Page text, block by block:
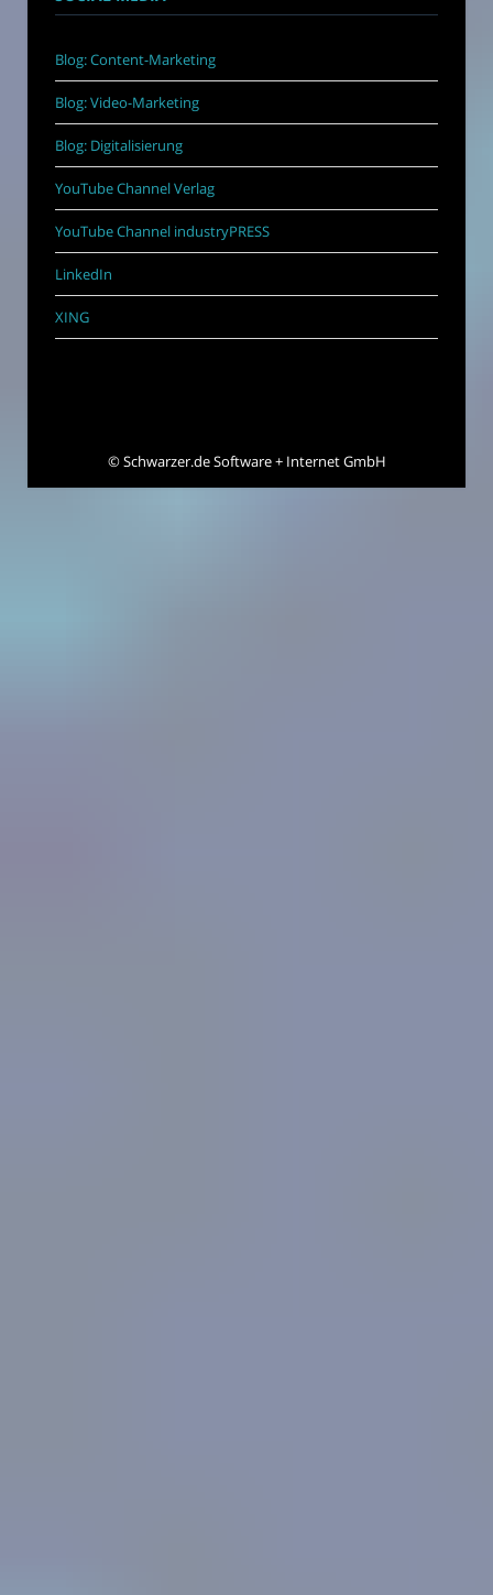
Blog: Content-Marketing
Blog: Video-Marketing
Blog: Digitalisierung
YouTube Channel Verlag
YouTube Channel industryPRESS
LinkedIn
XING
©Schwarzer.de Software + Internet GmbH